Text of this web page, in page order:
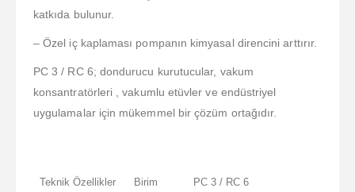
katkıda bulunur.
– Özel iç kaplaması pompanın kimyasal direncini arttırır.
PC 3 / RC 6; dondurucu kurutucular, vakum
konsantratörleri , vakumlu etüvler ve endüstriyel
uygulamalar için mükemmel bir çözüm ortağıdır.
Teknik Özellikler Birim PC 3 / RC 6